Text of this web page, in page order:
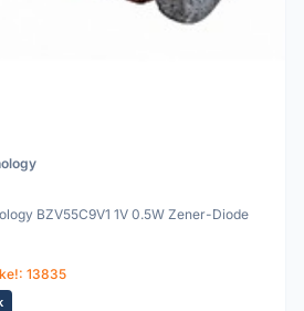
BZV55C9V1 1V 0.5W Zener-Diode
13835